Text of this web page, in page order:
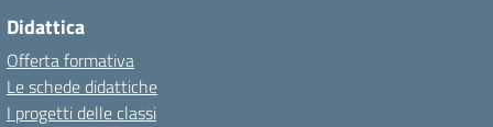
Didattica
Offerta formativa
Le schede didattiche
I progetti delle classi